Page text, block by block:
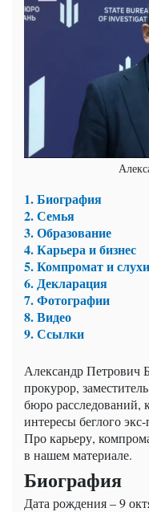
1. Биография
2. Семья
3. Образование
4. Карьера и бизнес
5. Компромат и слухи
6. Декларация
7. Фотографии
8. Видео
9. Ссылки
Александр Петрович
прокурор,
бюро
интересы беглого
Про карьеру,
в нашем материале.
Биография
Дата рождения – 9